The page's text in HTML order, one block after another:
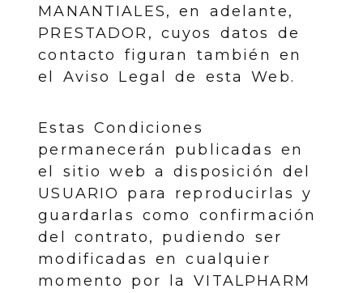
MANANTIALES, en adelante,
PRESTADOR, cuyos datos de
contacto figuran también en
el Aviso Legal de esta Web.
Estas Condiciones
permanecerán publicadas en
el sitio web a disposición del
USUARIO para reproducirlas y
guardarlas como confirmación
del contrato, pudiendo ser
modificadas en cualquier
momento por la VITALPHARM